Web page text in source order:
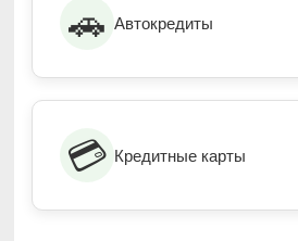
🚗 Автокредиты
💳 Кредитные карты